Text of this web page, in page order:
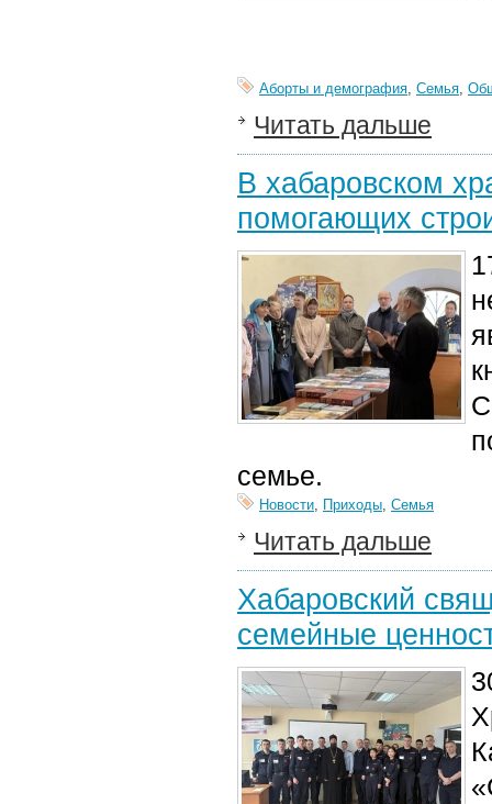
Аборты и демография, Семья,
Читать дальше
В хабаровском
помогающих
семье.
Новости, Приходы, Семья
Читать дальше
Хабаровский
семейные